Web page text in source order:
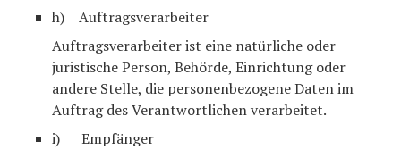
h) Auftragsverarbeiter
Auftragsverarbeiter ist eine natürliche oder
juristische Person, Behörde, Einrichtung oder
andere Stelle, die personenbezogene Daten im
Auftrag des Verantwortlichen verarbeitet.
i) Empfänger